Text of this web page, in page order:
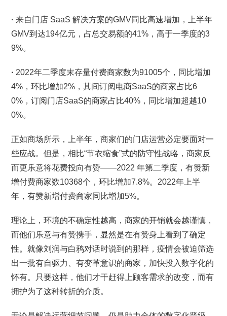
· 来自门店 SaaS 解决方案的GMV同比高速增加，上半年
GMV到达194亿元，占总交易额的41%，高于一季度的3
9%。
· 2022年二季度末存量付费商家数为91005个，同比增加
4%，环比增加2%，其间订阅电商SaaS的商家占比6
0%，订阅门店SaaS的商家占比40%，同比增加超越10
0%。
正如商场所示，上半年，商家们的门店运营必定要面对一
些应战。但是，相比“节衣缩食”式的防守性战略，商家反
而更乐意将花费投向有赞——2022 年第二季度，有赞新
增付费商家数10368个，环比增加7.8%。2022年上半
年，有赞新增付费商家同比增加5%。
理论上，环境的不确定性越高，商家的开销就会越谨慎，
而他们乐意与有赞携手，显然是在有赞身上看到了确定
性。就像刘润与白鸦对话时说到的那样，疫情会被迫筛选
出一批有自驱力、有变革意识的商家，加快投入数字化的
怀有。只要这样，他们才干赶得上顾客需求的改变，而有
拥护为了这种转折的介质。